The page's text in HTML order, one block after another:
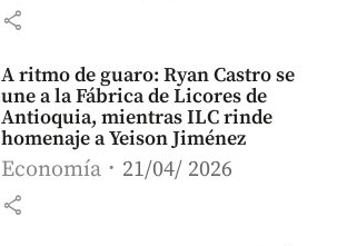
share
A ritmo de guaro: Ryan Castro se
une a la Fábrica de Licores de
Antioquia, mientras ILC rinde
homenaje a Yeison Jiménez
Economía 21/04/ 2026
share